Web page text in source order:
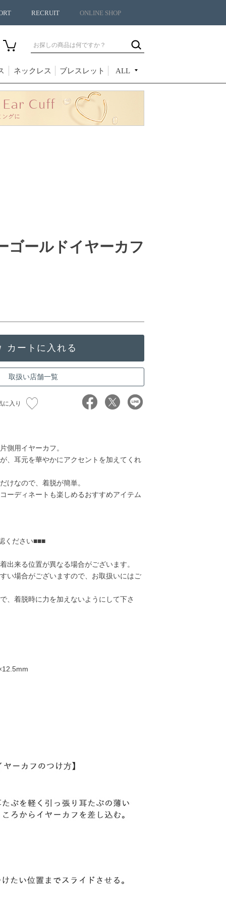
RECRUIT ONLINE SHOP
ネックレス ブレスレット ALL
17,000円 18,000円
ゴールドイヤーカフ
取扱い店舗一覧
に入り
側用イヤーカフ。
、耳元を華やかにアクセントを加えてくれ
けなので、着脱が簡単。
ーディネートも楽しめるおすすめアイテム
ください■■■
出来る位置が異なる場合がございます。
い場合がございますので、お取扱いにはご
、着脱時に力を加えないようにして下さ